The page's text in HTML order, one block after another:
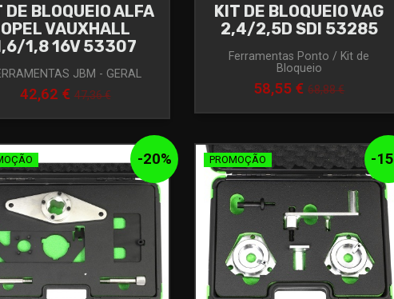
DE BLOQUEIO ALFA
OPEL VAUXHALL
1,8 16V 53307
JBM - GERAL
42,62 € 47,36 €
KIT DE BLOQUEIO VAG
2,4/2,5D SDI 53285
Ferramentas Ponto / Kit de
Bloqueio
58,55 €68,88 €
-20% -15
PROMOÇÃO